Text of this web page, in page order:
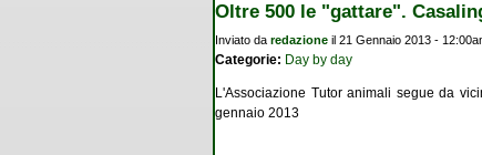
Oltre 500 le "gattare".
Inviato da redazione il 21 Gennaio 2013 -
Categorie: Day by day
L'Associazione Tutor animali segue da
gennaio 2013